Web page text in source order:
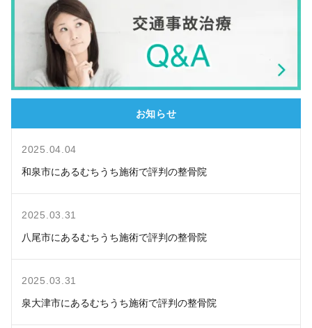
お知らせ
2025.04.04
和泉市にあるむちうち施術で評判の整骨院
2025.03.31
八尾市にあるむちうち施術で評判の整骨院
2025.03.31
泉大津市にあるむちうち施術で評判の整骨院